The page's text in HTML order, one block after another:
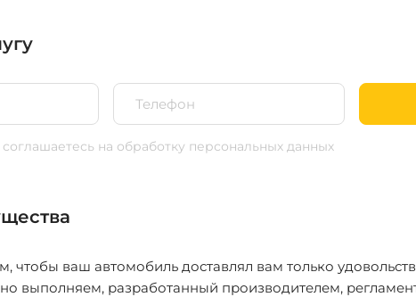
на обработку персональных данных
чтобы ваш автомобиль доставлял вам только
выполняем, разработанный производителем,